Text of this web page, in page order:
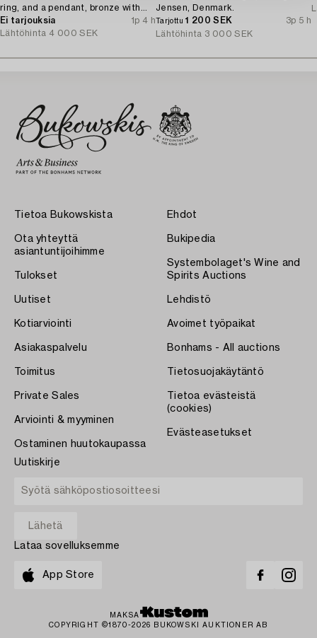
ring, and a pendant, bronze with
amethyst, Finland 1960s.
Ei tarjouksia
1p 4 h
Lähtöhinta 4 000 SEK
Jensen, Denmark.
Tarjottu1 200 SEK
3p 5 h
Lähtöhinta 3 000 SEK
Tietoa Bukowskista
Ota yhteyttä
asiantuntijoihimme
Tulokset
Uutiset
Kotiarviointi
Asiakaspalvelu
Toimitus
Private Sales
Arviointi & myyminen
Ostaminen huutokaupassa
Ehdot
Bukipedia
Systembolaget's Wine and
Spirits Auctions
Lehdistö
Avoimet työpaikat
Bonhams - All auctions
Tietosuojakäytäntö
Tietoa evästeistä
(cookies)
Evästeasetukset
Uutiskirje
Lataa sovelluksemme
App Store
MAKSA
COPYRIGHT ©1870-2026 BUKOWSKI AUKTIONER AB